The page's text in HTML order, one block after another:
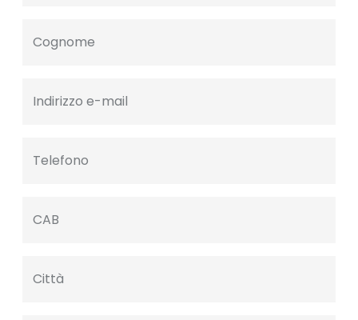
Cognome
Indirizzo e-mail
Telefono
CAB
Città